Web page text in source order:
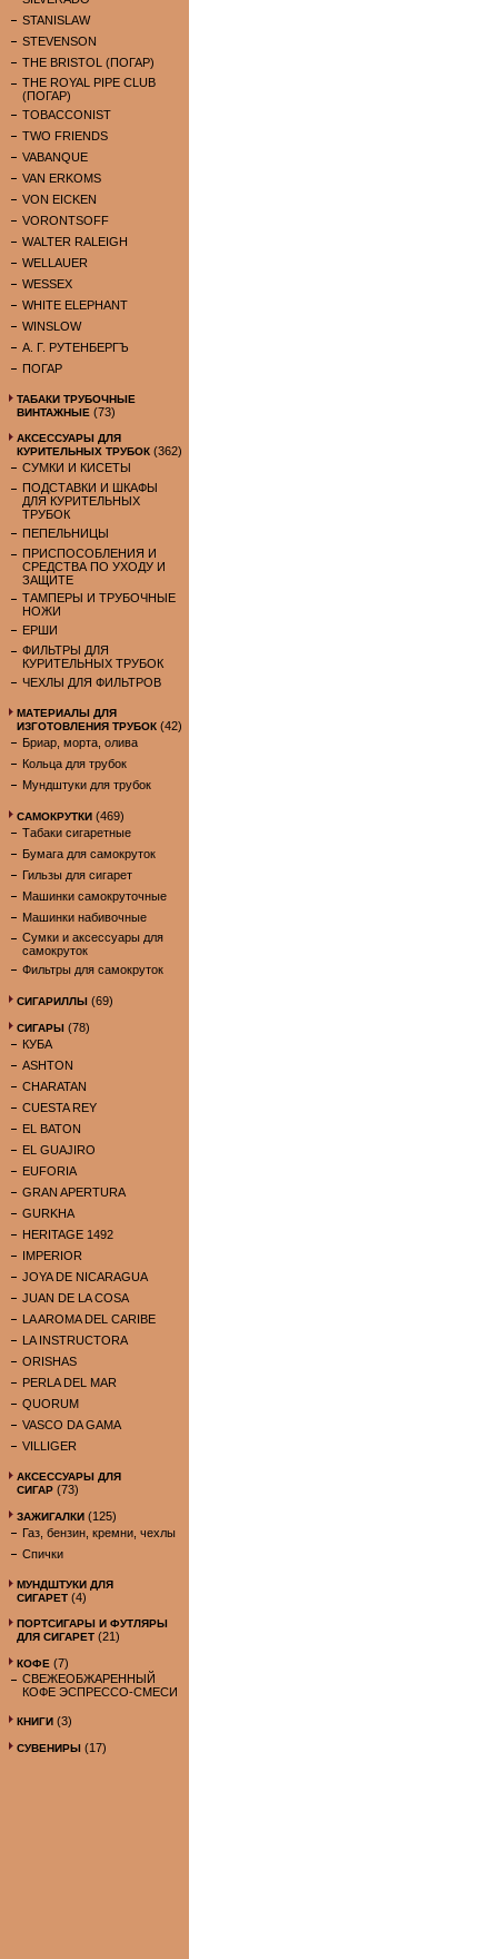
STANISLAW
STEVENSON
THE BRISTOL (ПОГАР)
THE ROYAL PIPE CLUB
(ПОГАР)
TOBACCONIST
TWO FRIENDS
VABANQUE
VAN ERKOMS
VON EICKEN
VORONTSOFF
WALTER RALEIGH
WELLAUER
WESSEX
WHITE ELEPHANT
WINSLOW
А. Г. РУТЕНБЕРГЪ
ПОГАР
ТАБАКИ ТРУБОЧНЫЕ
ВИНТАЖНЫЕ (73)
АКСЕССУАРЫ ДЛЯ
КУРИТЕЛЬНЫХ ТРУБОК (362)
СУМКИ И КИСЕТЫ
ПОДСТАВКИ И ШКАФЫ
ДЛЯ КУРИТЕЛЬНЫХ
ТРУБОК
ПЕПЕЛЬНИЦЫ
ПРИСПОСОБЛЕНИЯ И
СРЕДСТВА ПО УХОДУ И
ЗАЩИТЕ
ТАМПЕРЫ И ТРУБОЧНЫЕ
НОЖИ
ЕРШИ
ФИЛЬТРЫ ДЛЯ
КУРИТЕЛЬНЫХ ТРУБОК
ЧЕХЛЫ ДЛЯ ФИЛЬТРОВ
МАТЕРИАЛЫ ДЛЯ
ИЗГОТОВЛЕНИЯ ТРУБОК (42)
Бриар, морта, олива
Кольца для трубок
Мундштуки для трубок
САМОКРУТКИ (469)
Табаки сигаретные
Бумага для самокруток
Гильзы для сигарет
Машинки самокруточные
Машинки набивочные
Сумки и аксессуары для
самокруток
Фильтры для самокруток
СИГАРИЛЛЫ (69)
СИГАРЫ (78)
КУБА
ASHTON
CHARATAN
CUESTA REY
EL BATON
EL GUAJIRO
EUFORIA
GRAN APERTURA
GURKHA
HERITAGE 1492
IMPERIOR
JOYA DE NICARAGUA
JUAN DE LA COSA
LA AROMA DEL CARIBE
LA INSTRUCTORA
ORISHAS
PERLA DEL MAR
QUORUM
VASCO DA GAMA
VILLIGER
АКСЕССУАРЫ ДЛЯ
СИГАР (73)
ЗАЖИГАЛКИ (125)
Газ, бензин, кремни, чехлы
Спички
МУНДШТУКИ ДЛЯ
СИГАРЕТ (4)
ПОРТСИГАРЫ И ФУТЛЯРЫ
ДЛЯ СИГАРЕТ (21)
КОФЕ (7)
СВЕЖЕОБЖАРЕННЫЙ
КОФЕ ЭСПРЕССО-СМЕСИ
КНИГИ (3)
СУВЕНИРЫ (17)